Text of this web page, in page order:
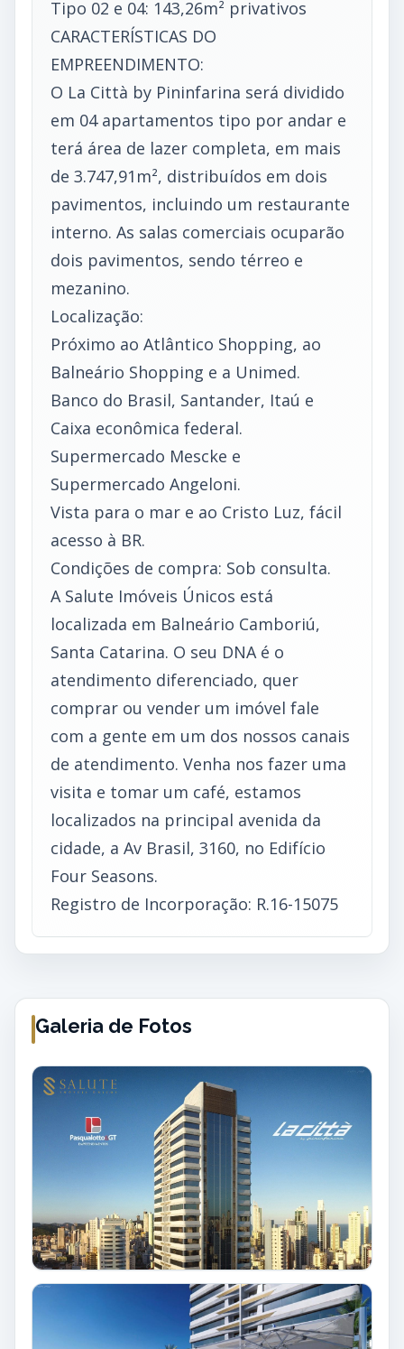
Tipo 02 e 04: 143,26m² privativos
CARACTERÍSTICAS DO
EMPREENDIMENTO:
O La Città by Pininfarina será dividido
em 04 apartamentos tipo por andar e
terá área de lazer completa, em mais
de 3.747,91m², distribuídos em dois
pavimentos, incluindo um restaurante
interno. As salas comerciais ocuparão
dois pavimentos, sendo térreo e
mezanino.
Localização:
Próximo ao Atlântico Shopping, ao
Balneário Shopping e a Unimed.
Banco do Brasil, Santander, Itaú e
Caixa econômica federal.
Supermercado Mescke e
Supermercado Angeloni.
Vista para o mar e ao Cristo Luz, fácil
acesso à BR.
Condições de compra: Sob consulta.
A Salute Imóveis Únicos está
localizada em Balneário Camboriú,
Santa Catarina. O seu DNA é o
atendimento diferenciado, quer
comprar ou vender um imóvel fale
com a gente em um dos nossos canais
de atendimento. Venha nos fazer uma
visita e tomar um café, estamos
localizados na principal avenida da
cidade, a Av Brasil, 3160, no Edifício
Four Seasons.
Registro de Incorporação: R.16-15075
Galeria de Fotos